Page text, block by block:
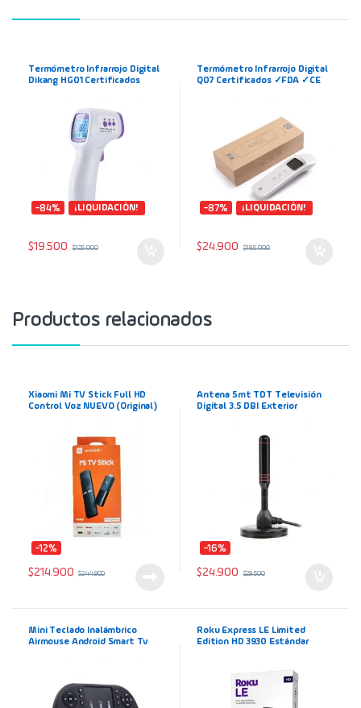
Termómetro Infrarrojo Digital
Dikang HG01 Certificados
-84% ¡LIQUIDACIÓN!
$19.500 $125.000
Termómetro Infrarrojo Digital
Q07 Certificados ✓FDA ✓CE
-87% ¡LIQUIDACIÓN!
$24.900 $185.000
Productos relacionados
Xiaomi Mi TV Stick Full HD
Control Voz NUEVO (Original)
-12%
$214.900 $244.900
Antena 5mt TDT Televisión
Digital 3.5 DBI Exterior
-16%
$24.900 $29.500
Mini Teclado Inalámbrico
Airmouse Android Smart Tv
Roku Express LE Limited
Edition HD 3930 Estándar
Streaming